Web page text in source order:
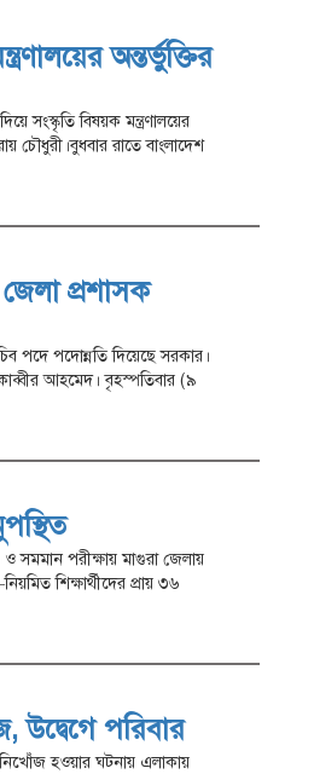
অন্তর্ভুক্তির
সংস্কৃতি বিষয়ক মন্ত্রণালয়ের
চৌধুরী।বুধবার রাতে বাংলাদেশ
প্রশাসক
পদে পদোন্নতি দিয়েছে সরকার।
আহমেদ। বৃহস্পতিবার (৯
সমমান পরীক্ষায় মাগুরা জেলায়
শিক্ষার্থীদের প্রায় ৩৬
উদ্বেগে পরিবার
নিখোঁজ হওয়ার ঘটনায় এলাকায়